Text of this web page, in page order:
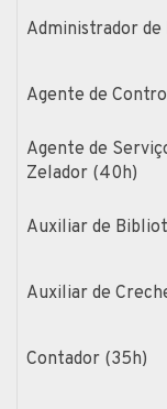
Administrador de
Agente de
Agente de
Zelador (40h)
Auxiliar de
Auxiliar de
Contador (35h)